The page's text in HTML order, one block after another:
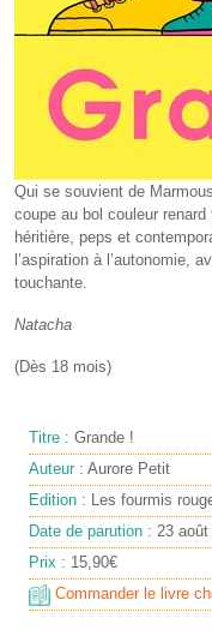
Qui se souvient de
coupe au bol couleur
héritière, peps et
l’aspiration à l’autonomie,
touchante.
Natacha
(Dès 18 mois)
Titre : Grande !
Auteur : Aurore Petit
Edition : Les fourmis
Date de parution : 23 août
Prix : 15,90€
Commander le livre